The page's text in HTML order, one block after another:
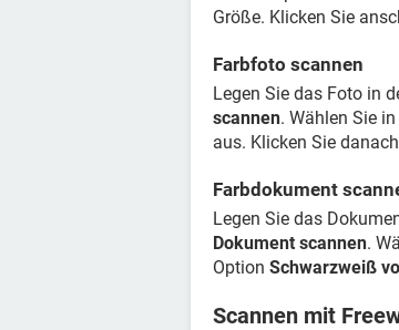
Größe. Klicken Sie
Farbfoto scannen
Legen Sie das Foto in
scannen. Wählen Sie in
aus. Klicken Sie
Farbdokument
Legen Sie das
Dokument scannen.
Option Schwarzweiß
Scannen mit